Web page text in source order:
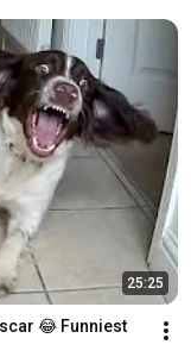
25:25
😂 Funniest